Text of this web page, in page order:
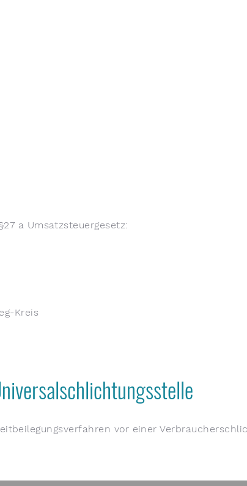
a Umsatzsteuergesetz:
Kreis
vor einer